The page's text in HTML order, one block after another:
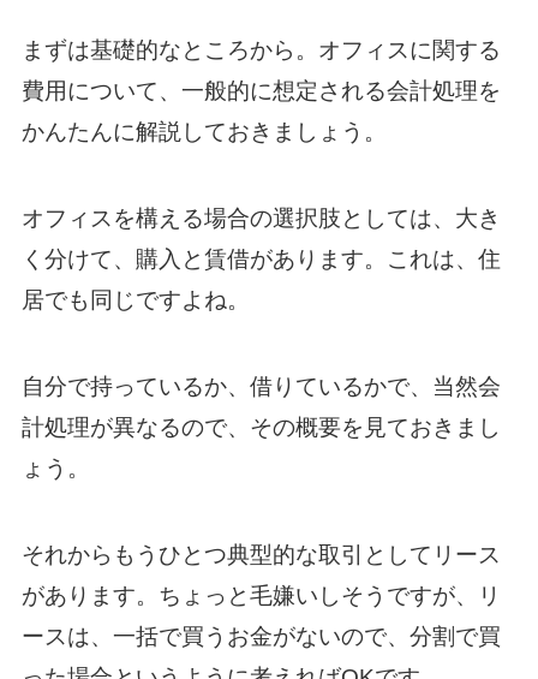
まずは基礎的なところから。オフィスに関する
費用について、一般的に想定される会計処理を
かんたんに解説しておきましょう。
オフィスを構える場合の選択肢としては、大き
く分けて、購入と賃借があります。これは、住
居でも同じですよね。
自分で持っているか、借りているかで、当然会
計処理が異なるので、その概要を見ておきまし
ょう。
それからもうひとつ典型的な取引としてリース
があります。ちょっと毛嫌いしそうですが、リ
ースは、一括で買うお金がないので、分割で買